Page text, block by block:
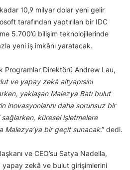
10,9 milyar dolar yeni gelir
tarafından yaptırılan bir IDC
5.700’ü bilişim teknolojilerinde
yeni iş imkânı yaratacak.
Programlar Direktörü Andrew Lau,
ve yapay zekâ altyapısını
yaklaşan Malezya Batı bulut
inovasyonlarını daha sorunsuz bir
küresel işletmelere
Malezya’ya bir geçit sunacak.” dedi.
ve CEO’su Satya Nadella,
yapay zekâ ve bulut girişimlerini